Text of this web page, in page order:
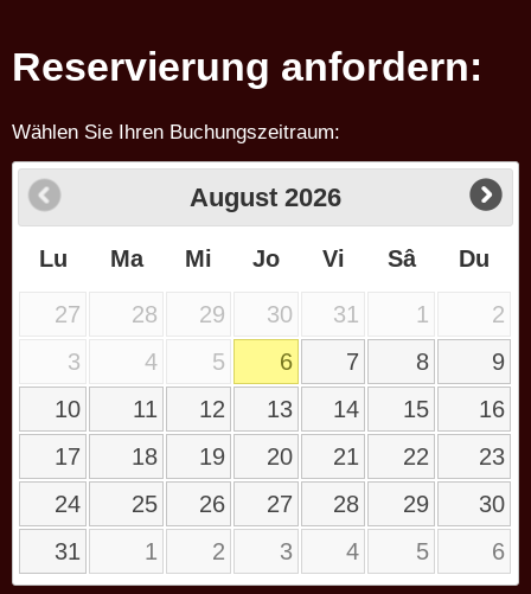
Reservierung anfordern:
Wählen Sie Ihren Buchungszeitraum:
August 2026
Lu Ma Mi Jo Vi Sâ Du
27 28 29 30 31 1
2
3
4 5 6 7 8
9
10
11 12 13 14 15
16
17
18 19 20 21 22
23
24
25 26 27 28 29
30
31
1 2 3 4 5 6